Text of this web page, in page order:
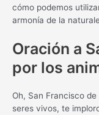
cómo podemos
armonía de la
Oración a
por los
Oh, San Francisco
seres vivos, te